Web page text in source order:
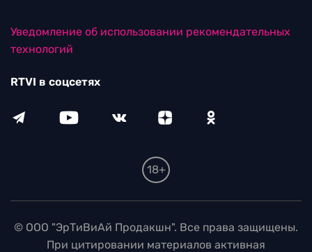
Уведомление об использовании рекомендательных
технологий
RTVI в соцсетях
18+
© ООО "ЭрТиВиАй Продакшн". Все права защищены.
При цитировании материалов активная